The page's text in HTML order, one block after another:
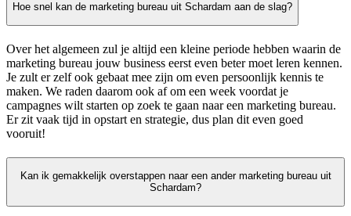
Hoe snel kan de marketing bureau uit Schardam aan de slag?
Over het algemeen zul je altijd een kleine periode hebben waarin de
marketing bureau jouw business eerst even beter moet leren kennen.
Je zult er zelf ook gebaat mee zijn om even persoonlijk kennis te
maken. We raden daarom ook af om een week voordat je
campagnes wilt starten op zoek te gaan naar een marketing bureau.
Er zit vaak tijd in opstart en strategie, dus plan dit even goed
vooruit!
Kan ik gemakkelijk overstappen naar een ander marketing bureau uit
Schardam?